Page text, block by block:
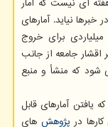
ای نیست که آمار
نیاید. آمارهای
برای خروج
اقشار جامعه از جانب
شود که منشأ و منبع
آمارهای قابل
در پژوهش های